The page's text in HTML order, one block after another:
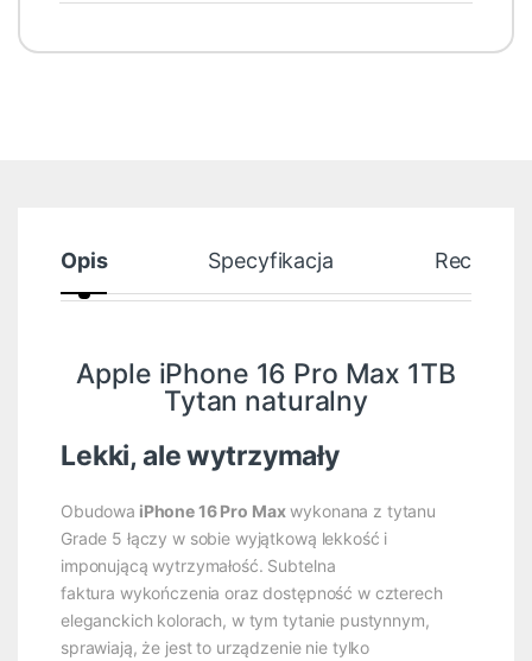
Opis Specyfikacja Recenzje
Apple iPhone 16 Pro Max 1TB
Tytan naturalny
Lekki, ale wytrzymały
Obudowa iPhone 16 Pro Maxwykonana z tytanu
Grade 5 łączy w sobie wyjątkową lekkość i
imponującą wytrzymałość. Subtelna
faktura wykończenia oraz dostępność w czterech
eleganckich kolorach, w tym tytanie pustynnym,
sprawiają, że jest to urządzenie nie tylko